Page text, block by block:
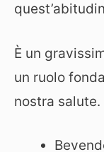
È un
un ruolo
nostra salute.